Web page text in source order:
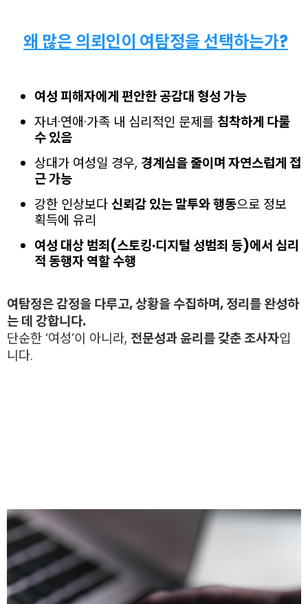
왜 많은 의뢰인이 여탐정을 선택하는가?
여성 피해자에게 편안한 공감대 형성 가능
자녀·연애·가족 내 심리적인 문제를 침착하게 다룰
수 있음
상대가 여성일 경우, 경계심을 줄이며 자연스럽게 접
근 가능
강한 인상보다신뢰감 있는 말투와 행동으로 정보
획득에 유리
여성 대상 범죄(스토킹·디지털 성범죄 등)에서 심리
적 동행자 역할 수행
여탐정은 감정을 다루고, 상황을 수집하며, 정리를 완성하
는 데 강합니다.
단순한 ‘여성’이 아니라, 전문성과 윤리를 갖춘 조사자입
니다.